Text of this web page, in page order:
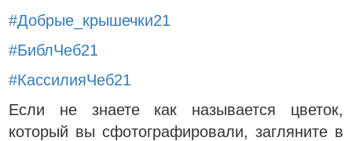
#Добрые_крышечки21
#БиблЧеб21
#КассилияЧеб21
Если не знаете как называется цветок,
который вы сфотографировали, загляните в